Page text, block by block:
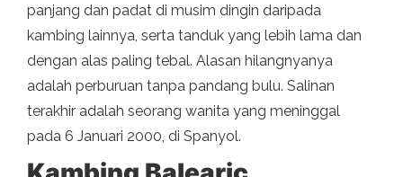
panjang dan padat di musim dingin daripada
kambing lainnya, serta tanduk yang lebih lama dan
dengan alas paling tebal. Alasan hilangnyanya
adalah perburuan tanpa pandang bulu. Salinan
terakhir adalah seorang wanita yang meninggal
pada 6 Januari 2000, di Spanyol.